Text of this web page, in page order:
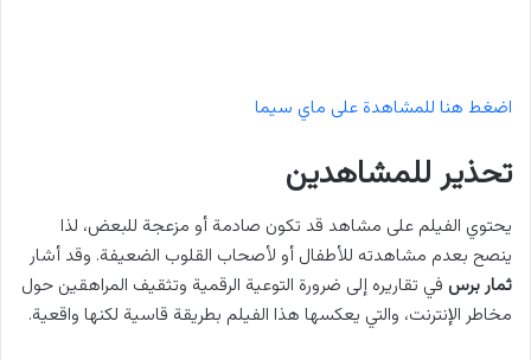
اضغط هنا للمشاهدة على ماي سيما
تحذير للمشاهدين
يحتوي الفيلم على مشاهد قد تكون صادمة أو مزعجة للبعض، لذا
ينصح بعدم مشاهدته للأطفال أو لأصحاب القلوب الضعيفة. وقد أشار
ثمار برس في تقاريره إلى ضرورة التوعية الرقمية وتثقيف المراهقين حول
مخاطر الإنترنت، والتي يعكسها هذا الفيلم بطريقة قاسية لكنها واقعية.